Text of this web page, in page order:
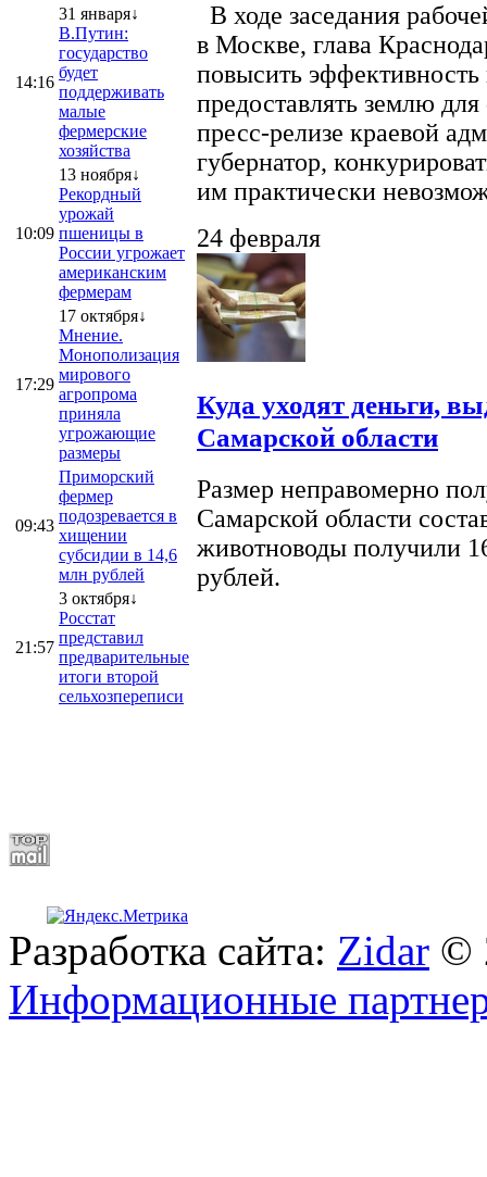
14:16
31 января↓
В.Путин:
государство
будет
поддерживать
малые
фермерские
хозяйства
10:09
13 ноября↓
Рекордный
урожай
пшеницы в
России угрожает
американским
фермерам
17:29
17 октября↓
Мнение.
Монополизация
мирового
агропрома
приняла
угрожающие
размеры
09:43
Приморский
фермер
подозревается в
хищении
субсидии в 14,6
млн рублей
21:57
3 октября↓
Росстат
представил
предварительные
итоги второй
сельхозпереписи
В ходе заседания
в Москве, глава
повысить эффективность
предоставлять землю
пресс-релизе краевой
губернатор,
им практически
24 февраля
Куда уходят деньги,
Самарской области
Размер неправомерно
Самарской области
животноводы получили
рублей.
Разработка сайта: Zidar ©
Информационные